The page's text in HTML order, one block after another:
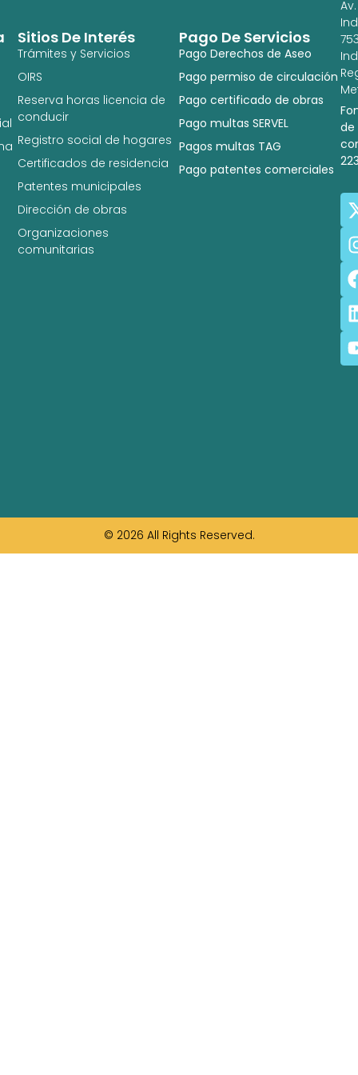
Pago De Servicios
Pago Derechos de Aseo
Pago permiso de circulación
Pago certificado de obras
Pago multas SERVEL
Pagos multas TAG
Pago patentes comerciales
Sitios De Interés
Trámites y Servicios
OIRS
Reserva horas licencia de
conducir
Registro social de hogares
Certificados de residencia
Patentes municipales
Dirección de obras
Organizaciones
comunitarias
Av.
de
© 2026 All Rights Reserved.